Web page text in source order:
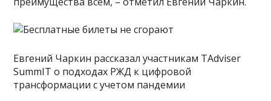
Евгений Чаркин рассказал участникам TAdviser
SummIT о подходах РЖД к цифровой
трансформации с учетом пандемии